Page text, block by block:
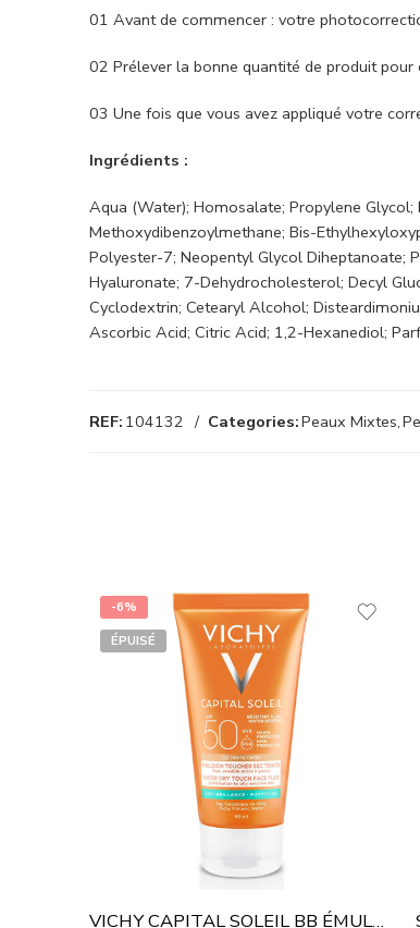
01 Avant de commencer : votre
02 Prélever la bonne quantité de produit pour
03 Une fois que vous avez appliqué votre
Ingrédients :
Aqua (Water); Homosalate; Propylene
Methoxydibenzoylmethane; Bis-
Polyester-7; Neopentyl Glycol Diheptanoate;
Hyaluronate; 7-Dehydrocholesterol; Decyl
Cyclodextrin; Cetearyl Alcohol;
Ascorbic Acid; Citric Acid; 1,2-Hexanediol;
REF: 104132 Categories:Peaux Mixtes,
-6%
ÉPUISÉ
VICHY CAPITAL SOLEIL BB ÉMULSION TOUCHER SEC TEINTÉE SPF50 50 ML